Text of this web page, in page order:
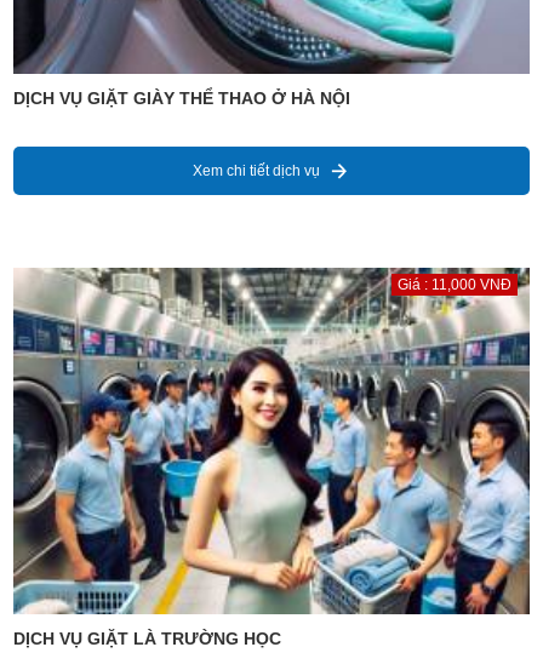
DỊCH VỤ GIẶT GIÀY THỂ THAO Ở HÀ NỘI
Xem chi tiết dịch vụ
Giá : 11,000 VNĐ
DỊCH VỤ GIẶT LÀ TRƯỜNG HỌC